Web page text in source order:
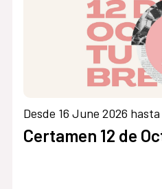
Desde 16 June 2026
Certamen 12 de